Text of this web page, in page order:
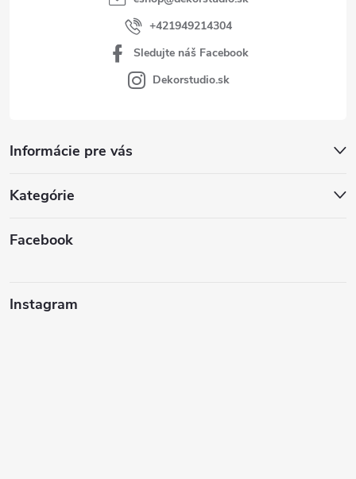
Informácie pre vás
Kategórie
Facebook
Instagram
+421949214304
Sledujte náš Facebook
Dekorstudio.sk